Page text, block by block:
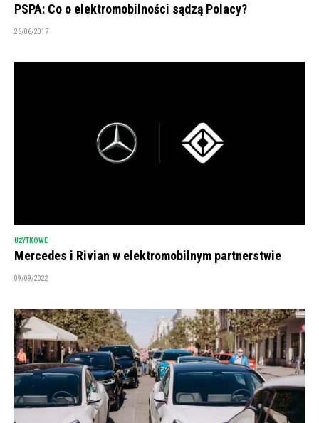
PSPA: Co o elektromobilności sądzą Polacy?
26/06/2017
UŻYTKOWE
Mercedes i Rivian w elektromobilnym partnerstwie
09/09/2022